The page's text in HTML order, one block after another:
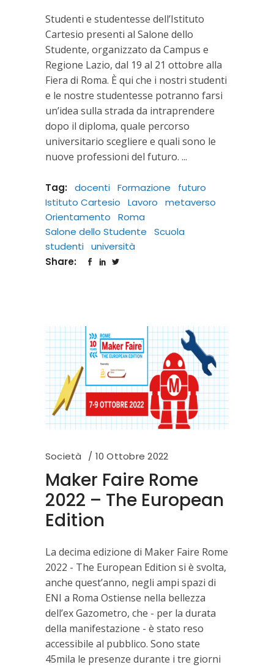
Studenti e studentesse dell’Istituto
Cartesio presenti al Salone dello
Studente, organizzato da Campus e
Regione Lazio, dal 19 al 21 ottobre alla
Fiera di Roma. È qui che i nostri studenti
e le nostre studentesse potranno farsi
un’idea sulla strada da intraprendere
dopo il diploma, quale percorso
universitario scegliere e quali sono le
nuove professioni del futuro.
Tag: docenti Formazione
futuro
Istituto Cartesio
Lavoro
metaverso
Orientamento
Roma
Salone dello Studente
Scuola
studenti università
Share:
Società 10 Ottobre 2022
Maker Faire Rome
2022 – The European
Edition
La decima edizione di Maker Faire Rome
2022 - The European Edition si è svolta,
anche quest’anno, negli ampi spazi di
ENI a Roma Ostiense nella bellezza
dell’ex Gazometro, che - per la durata
della manifestazione - è stato reso
accessibile al pubblico. Sono state
45mila le presenze durante i tre giorni